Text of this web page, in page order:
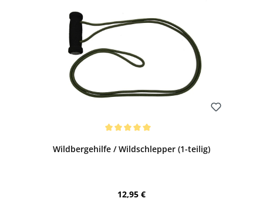
Wildbergehilfe / Wildschlepper (1-teilig)
Regulärer Preis:
12,95 €